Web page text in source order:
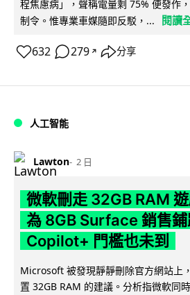
程焦慮病」，聲稱電量剩 75% 便發作
制令。惟專業車媒隨即反駁，...
閱讀
632 279 ↗ 分享
人工智能
Lawton 2 日
微軟刪走 32GB RAM
為 8GB Surface 銷售鋪
Copilot+ 門檻也未到
Microsoft 被發現靜靜刪除官方網站上
置 32GB RAM 的建議。分析指微軟同